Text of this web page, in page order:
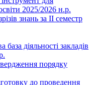
2025/2026 н.р.
знань за ІІ семестр
діяльності закладів
порядку
до проведення